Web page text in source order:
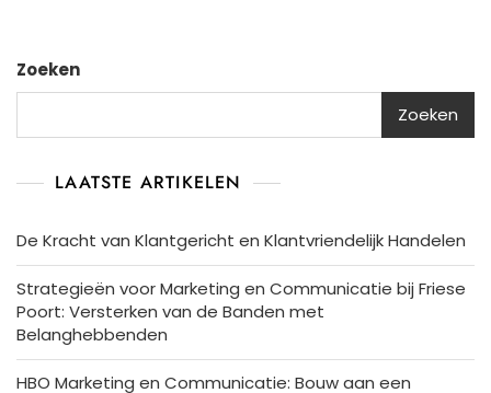
Zoeken
Zoeken
LAATSTE ARTIKELEN
De Kracht van Klantgericht en Klantvriendelijk Handelen
Strategieën voor Marketing en Communicatie bij Friese
Poort: Versterken van de Banden met
Belanghebbenden
HBO Marketing en Communicatie: Bouw aan een